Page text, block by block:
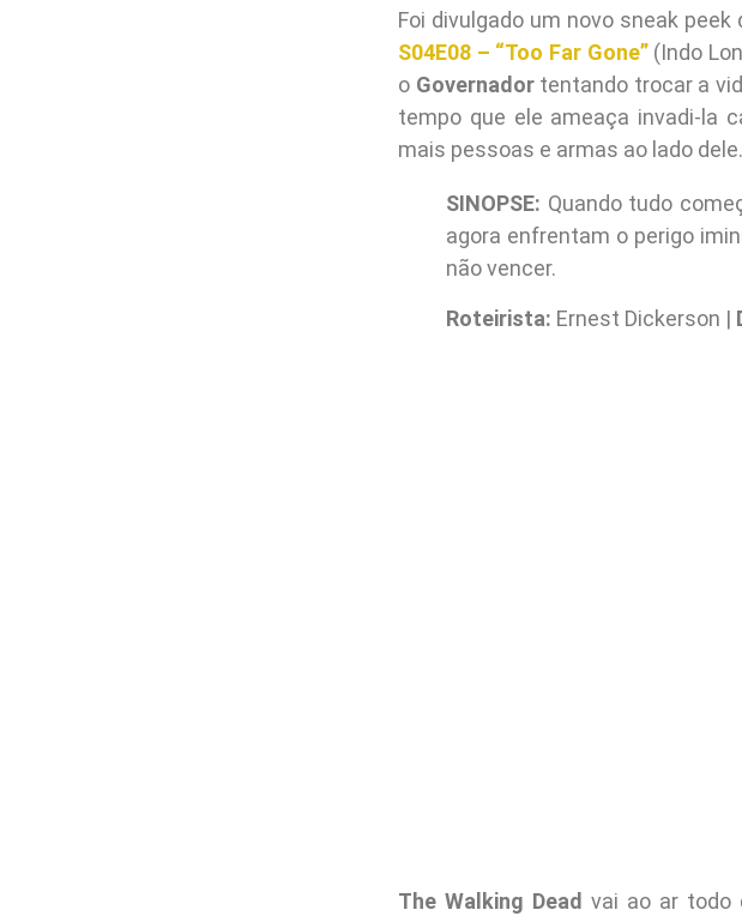
Foi divulgado um novo sneak
S04E08 – “Too Far Gone”(Indo
o Governadortentando trocar a
tempo que ele ameaça invadi-la
mais pessoas e armas ao lado dele.
SINOPSE: Quando tudo
agora enfrentam o perigo
não vencer.
Roteirista: Ernest Dickerson |
The Walking Dead vai ao ar todo